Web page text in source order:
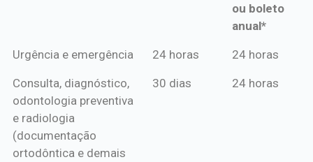
ou boleto
anual*
*Procedimentos Amil
*Pagamento
mensal*
*Pagamento
de crédito
Urgência e emergência 24 horas 24 horas
Consulta, diagnóstico,
odontologia preventiva
e radiologia
(documentação
ortodôntica e demais
30 dias 24 horas